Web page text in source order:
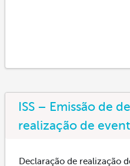
ISS – Emissão de
realização de
Declaração de realização